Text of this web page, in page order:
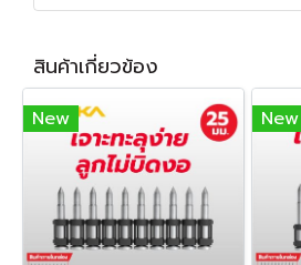
สินค้าเกี่ยวข้อง
New New